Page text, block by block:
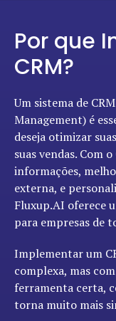
Por que
CRM?
Um sistema de
Management) é
deseja otimizar
suas vendas. Com
informações,
externa, e
Fluxup.AI oferece
para empresas de
Implementar um
complexa, mas
ferramenta certa,
torna muito mais